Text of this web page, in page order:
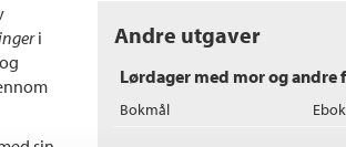
i
Andre utgaver
Lørdager med mor og andre
Bokmål Ebok